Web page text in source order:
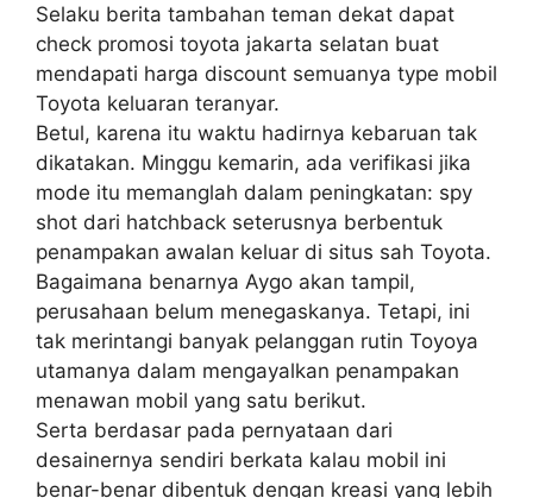
Selaku berita tambahan teman dekat dapat
check promosi toyota jakarta selatan buat
mendapati harga discount semuanya type mobil
Toyota keluaran teranyar.
Betul, karena itu waktu hadirnya kebaruan tak
dikatakan. Minggu kemarin, ada verifikasi jika
mode itu memanglah dalam peningkatan: spy
shot dari hatchback seterusnya berbentuk
penampakan awalan keluar di situs sah Toyota.
Bagaimana benarnya Aygo akan tampil,
perusahaan belum menegaskanya. Tetapi, ini
tak merintangi banyak pelanggan rutin Toyoya
utamanya dalam mengayalkan penampakan
menawan mobil yang satu berikut.
Serta berdasar pada pernyataan dari
desainernya sendiri berkata kalau mobil ini
benar-benar dibentuk dengan kreasi yang lebih